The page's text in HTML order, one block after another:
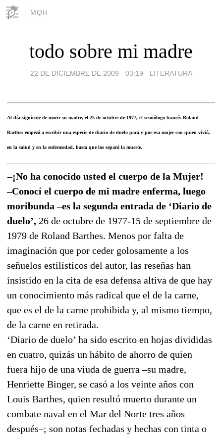
MQH
todo sobre mi madre
22 DE DICIEMBRE DE 2009 - 03:19 - LITERATURA
Al día siguiente de morir su madre, el 25 de octubre de 1977, el semiólogo francés Roland
Barthes empezó a escribir una especie de diario de duelo para y por esa mujer con quien vivió,
en la salud y en la enfermedad, hasta que los separó la muerte.
–¡No ha conocido usted el cuerpo de la Mujer!
–Conocí el cuerpo de mi madre enferma, luego
moribunda –es la segunda entrada de ‘Diario de
duelo’, 26 de octubre de 1977-15 de septiembre de
1979 de Roland Barthes. Menos por falta de
imaginación que por ceder golosamente a los
señuelos estilísticos del autor, las reseñas han
insistido en la cita de esa defensa altiva de que hay
un conocimiento más radical que el de la carne,
que es el de la carne prohibida y, al mismo tiempo,
de la carne en retirada.
‘Diario de duelo’ ha sido escrito en hojas divididas
en cuatro, quizás un hábito de ahorro de quien
fuera hijo de una viuda de guerra –su madre,
Henriette Binger, se casó a los veinte años con
Louis Barthes, quien resultó muerto durante un
combate naval en el Mar del Norte tres años
después–; son notas fechadas y hechas con tinta o